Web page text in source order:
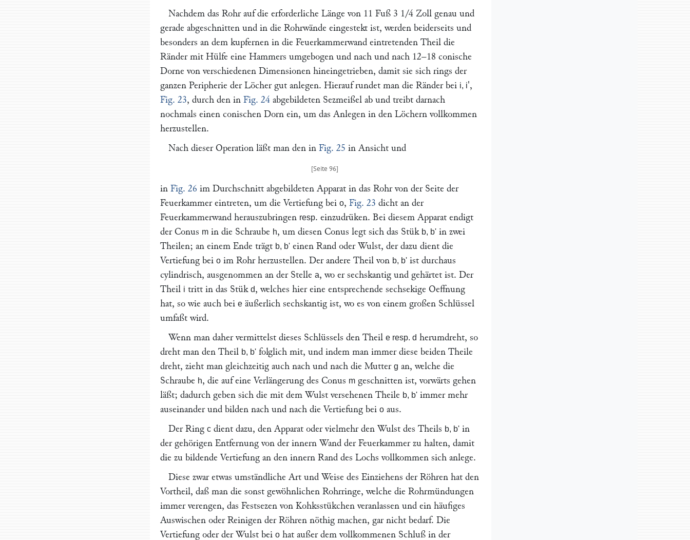
Nachdem das Rohr auf die erforderliche Länge von 11 Fuß 3 1/4 Zoll genau und
gerade abgeschnitten und in die Rohrwände eingestekt ist, werden beiderseits und
besonders an dem kupfernen in die Feuerkammerwand eintretenden Theil die
Ränder mit Hülfe eine Hammers umgebogen und nach und nach 12–18 conische
Dorne von verschiedenen Dimensionen hineingetrieben, damit sie sich rings der
ganzen Peripherie der Löcher gut anlegen. Hierauf rundet man die Ränder bei i, i',
Fig. 23, durch den in Fig. 24 abgebildeten Sezmeißel ab und treibt darnach
nochmals einen conischen Dorn ein, um das Anlegen in den Löchern vollkommen
herzustellen.
Nach dieser Operation läßt man den in Fig. 25 in Ansicht und
in Fig. 26 im Durchschnitt abgebildeten Apparat in das Rohr von der Seite der
Feuerkammer eintreten, um die Vertiefung bei o, Fig. 23 dicht an der
Feuerkammerwand herauszubringen resp. einzudrüken. Bei diesem Apparat endigt
der Conus m in die Schraube h, um diesen Conus legt sich das Stük b, b' in zwei
Theilen; an einem Ende trägt b, b' einen Rand oder Wulst, der dazu dient die
Vertiefung bei o im Rohr herzustellen. Der andere Theil von b, b' ist durchaus
cylindrisch, ausgenommen an der Stelle a, wo er sechskantig und gehärtet ist. Der
Theil i tritt in das Stük d, welches hier eine entsprechende sechsekige Oeffnung
hat, so wie auch bei e äußerlich sechskantig ist, wo es von einem großen Schlüssel
umfaßt wird.
Wenn man daher vermittelst dieses Schlüssels den Theil e resp. d herumdreht, so
dreht man den Theil b, b' folglich mit, und indem man immer diese beiden Theile
dreht, zieht man gleichzeitig auch nach und nach die Mutter g an, welche die
Schraube h, die auf eine Verlängerung des Conus m geschnitten ist, vorwärts gehen
läßt; dadurch geben sich die mit dem Wulst versehenen Theile b, b' immer mehr
auseinander und bilden nach und nach die Vertiefung bei o aus.
Der Ring c dient dazu, den Apparat oder vielmehr den Wulst des Theils b, b' in
der gehörigen Entfernung von der innern Wand der Feuerkammer zu halten, damit
die zu bildende Vertiefung an den innern Rand des Lochs vollkommen sich anlege.
Diese zwar etwas umständliche Art und Weise des Einziehens der Röhren hat den
Vortheil, daß man die sonst gewöhnlichen Rohrringe, welche die Rohrmündungen
immer verengen, das Festsezen von Kohksstükchen veranlassen und ein häufiges
Auswischen oder Reinigen der Röhren nöthig machen, gar nicht bedarf. Die
Vertiefung oder der Wulst bei o hat außer dem vollkommenen Schluß in der